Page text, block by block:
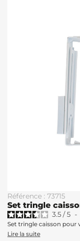
Référence : 73715
Set tringle
3.5/5 -
Set tringle caisson pour
Lire la suite